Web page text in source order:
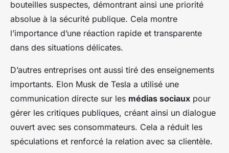
bouteilles suspectes, démontrant ainsi une priorité
absolue à la sécurité publique. Cela montre
l’importance d’une réaction rapide et transparente
dans des situations délicates.
D’autres entreprises ont aussi tiré des enseignements
importants. Elon Musk de Tesla a utilisé une
communication directe sur les médias sociaux pour
gérer les critiques publiques, créant ainsi un dialogue
ouvert avec ses consommateurs. Cela a réduit les
spéculations et renforcé la relation avec sa clientèle.